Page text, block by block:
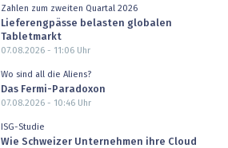
Zahlen zum zweiten Quartal 2026
Lieferengpässe belasten globalen
Tabletmarkt
07.08.2026 - 11:06Uhr
Wo sind all die Aliens?
Das Fermi-Paradoxon
07.08.2026 - 10:46Uhr
ISG-Studie
Wie Schweizer Unternehmen ihre Cloud